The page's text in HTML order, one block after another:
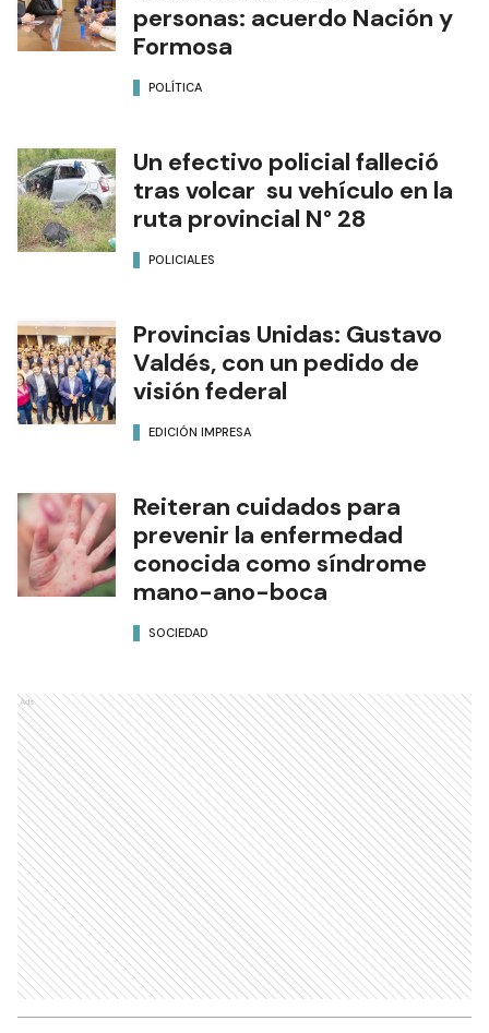
personas: acuerdo Nación y
Formosa
POLÍTICA
Un efectivo policial falleció
tras volcar su vehículo en la
ruta provincial N° 28
POLICIALES
Provincias Unidas: Gustavo
Valdés, con un pedido de
visión federal
EDICIÓN IMPRESA
Reiteran cuidados para
prevenir la enfermedad
conocida como síndrome
mano-ano-boca
SOCIEDAD
Ads